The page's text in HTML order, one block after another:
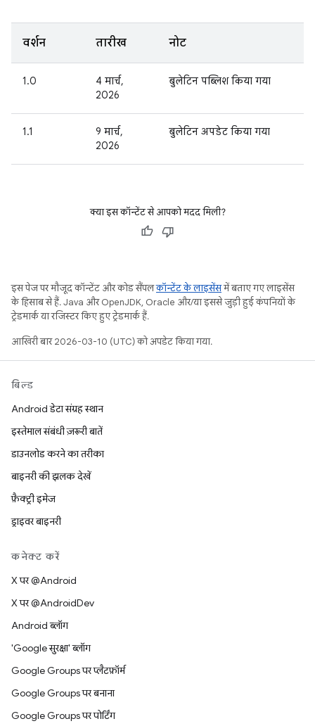
वर्शन तारीख नोट
1.0
4 मार्च,
2026
बुलेटिन पब्लिश किया गया
1.1
9 मार्च,
2026
बुलेटिन अपडेट किया गया
क्या इस कॉन्टेंट से आपको मदद मिली?
इस पेज पर मौजूद कॉन्टेंट और कोड सैंपलकॉन्टेंट के लाइसेंसमें बताए गए लाइसेंस
के हिसाब से हैं. Java और OpenJDK, Oracle और/या इससे जुड़ी हुई कंपनियों के
ट्रेडमार्क या रजिस्टर किए हुए ट्रेडमार्क हैं.
आखिरी बार 2026-03-10 (UTC) को अपडेट किया गया.
बिल्ड
Android डेटा संग्रह स्थान
इस्तेमाल संबंधी ज़रूरी बातें
डाउनलोड करने का तरीका
बाइनरी की झलक देखें
फ़ैक्ट्री इमेज
ड्राइवर बाइनरी
कनेक्ट करें
X पर @Android
X पर @AndroidDev
Android ब्लॉग
'Google सुरक्षा' ब्लॉग
Google Groups पर प्लैटफ़ॉर्म
Google Groups पर बनाना
Google Groups पर पोर्टिंग